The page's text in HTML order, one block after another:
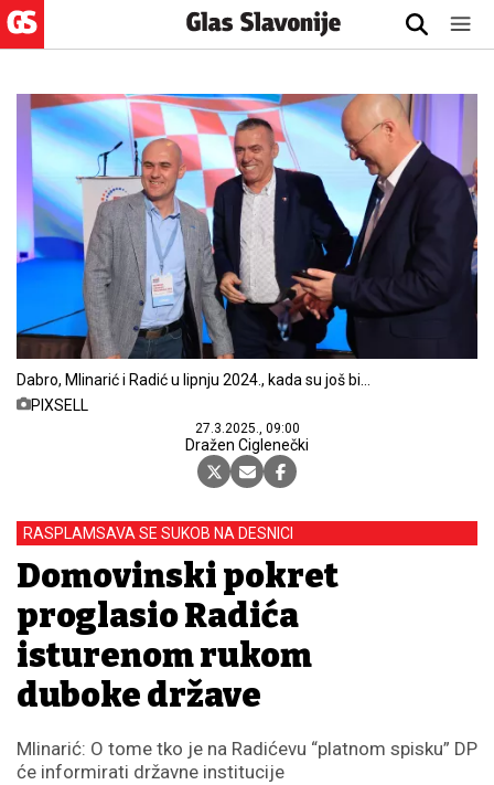
Dabro, Mlinarić i Radić u lipnju 2024., kada su još bili
bliski suradnici
PIXSELL
27.3.2025., 09:00
Dražen Ciglenečki
RASPLAMSAVA SE SUKOB NA DESNICI
Domovinski pokret
proglasio Radića
isturenom rukom
duboke države
Mlinarić: O tome tko je na Radićevu “platnom spisku” DP
će informirati državne institucije